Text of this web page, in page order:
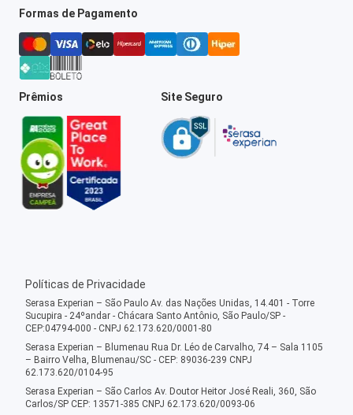
Formas de Pagamento
Prêmios Site Seguro
Políticas de Privacidade
Serasa Experian – São Paulo Av. das Nações Unidas, 14.401 - Torre
Sucupira - 24ºandar - Chácara Santo Antônio, São Paulo/SP -
CEP:04794-000 - CNPJ 62.173.620/0001-80
Serasa Experian – Blumenau Rua Dr. Léo de Carvalho, 74 – Sala 1105
– Bairro Velha, Blumenau/SC - CEP: 89036-239 CNPJ
62.173.620/0104-95
Serasa Experian – São Carlos Av. Doutor Heitor José Reali, 360, São
Carlos/SP CEP: 13571-385 CNPJ 62.173.620/0093-06